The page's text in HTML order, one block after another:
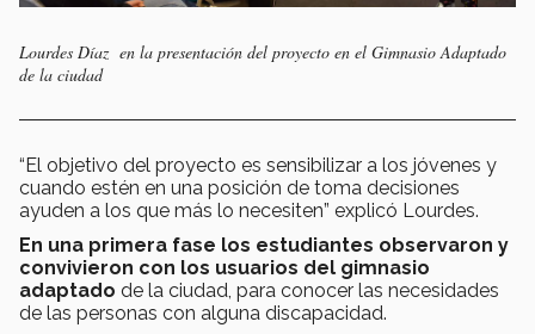
Lourdes Díaz en la presentación del proyecto en el Gimnasio Adaptado
de la ciudad
“El objetivo del proyecto es sensibilizar a los jóvenes y
cuando estén en una posición de toma decisiones
ayuden a los que más lo necesiten” explicó Lourdes.
En una primera fase los estudiantes observaron y
convivieron con los usuarios del gimnasio
adaptado de la ciudad, para conocer las necesidades
de las personas con alguna discapacidad.